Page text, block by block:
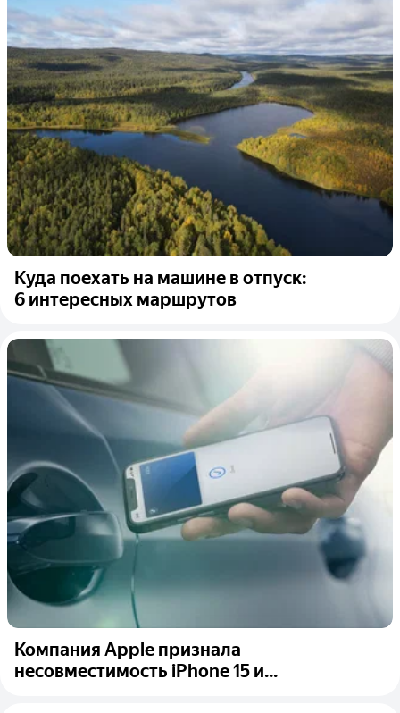
Куда поехать на машине в отпуск:
6 интересных маршрутов
Компания Apple признала
несовместимость iPhone 15 и...